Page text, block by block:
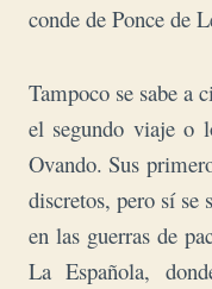
conde de Ponce de
Tampoco se sabe a
el segundo viaje o
Ovando. Sus
discretos, pero sí se
en las guerras de
La Española,